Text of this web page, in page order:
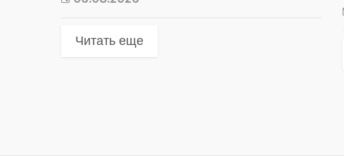
Читать еще